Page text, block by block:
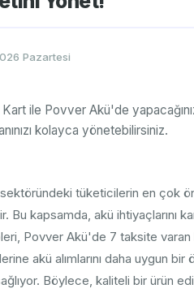
Pazartesi
ile Povver Akü'de
kolayca yönetebilirsiniz.
tüketicilerin en çok
Bu kapsamda, akü ihtiyaçlarını
Povver Akü'de 7 taksite
akü alımlarını daha uygun
Böylece, kaliteli bir ürün